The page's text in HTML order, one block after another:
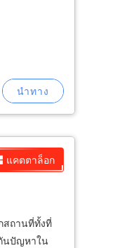
แคตตาล็อก
สถานที่ทั้งที่
นปัญหาใน